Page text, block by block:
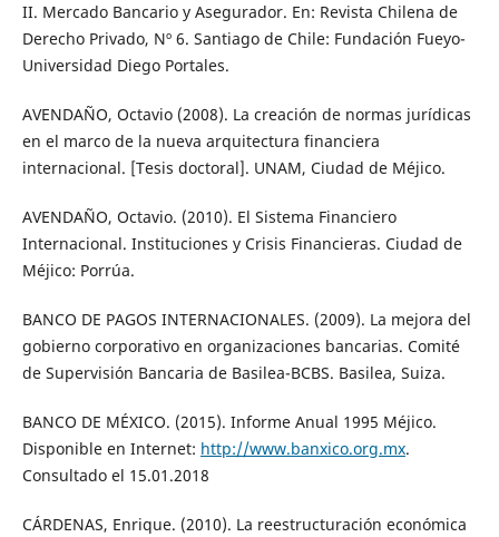
II. Mercado Bancario y Asegurador. En: Revista Chilena de
Derecho Privado, Nº 6. Santiago de Chile: Fundación Fueyo-
Universidad Diego Portales.
AVENDAÑO, Octavio (2008). La creación de normas jurídicas
en el marco de la nueva arquitectura financiera
internacional. [Tesis doctoral]. UNAM, Ciudad de Méjico.
AVENDAÑO, Octavio. (2010). El Sistema Financiero
Internacional. Instituciones y Crisis Financieras. Ciudad de
Méjico: Porrúa.
BANCO DE PAGOS INTERNACIONALES. (2009). La mejora del
gobierno corporativo en organizaciones bancarias. Comité
de Supervisión Bancaria de Basilea-BCBS. Basilea, Suiza.
BANCO DE MÉXICO. (2015). Informe Anual 1995 Méjico.
Disponible en Internet: http://www.banxico.org.mx.
Consultado el 15.01.2018
CÁRDENAS, Enrique. (2010). La reestructuración económica